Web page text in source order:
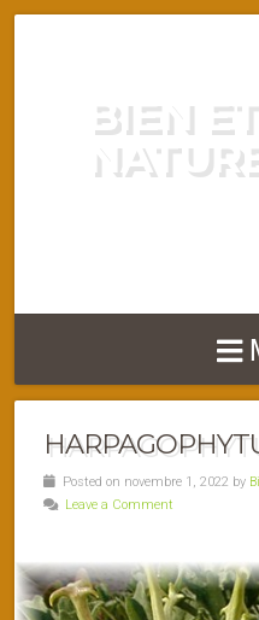
BIEN
Posted on novembre 1, 2022 by
Leave a Comment